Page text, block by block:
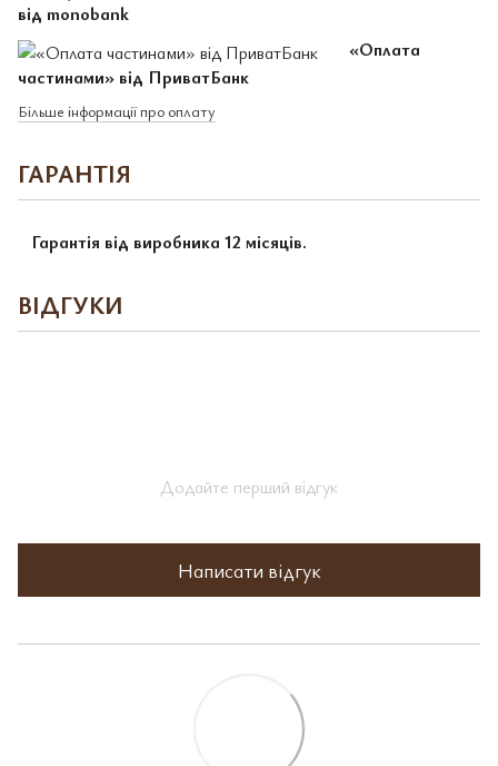
від monobank
«Оплата
частинами» від ПриватБанк
Більше інформації про оплату
ГАРАНТІЯ
Гарантія від виробника 12 місяців.
ВІДГУКИ
Додайте перший відгук
Написати відгук